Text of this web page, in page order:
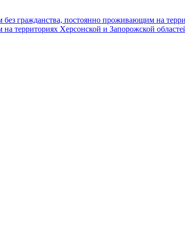
гражданства, постоянно проживающим на
территориях Херсонской и Запорожской